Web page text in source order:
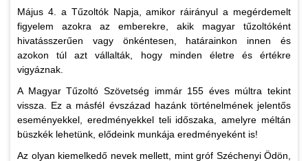
Május 4. a Tűzoltók Napja, amikor ráirányul a megérdemelt
figyelem azokra az emberekre, akik magyar tűzoltóként
hivatásszerűen vagy önkéntesen, határainkon innen és
azokon túl azt vállalták, hogy minden életre és értékre
vigyáznak.
A Magyar Tűzoltó Szövetség immár 155 éves múltra tekint
vissza. Ez a másfél évszázad hazánk történelmének jelentős
eseményekkel, eredményekkel teli időszaka, amelyre méltán
büszkék lehetünk, elődeink munkája eredményeként is!
Az olyan kiemelkedő nevek mellett, mint gróf Széchenyi Ödön,